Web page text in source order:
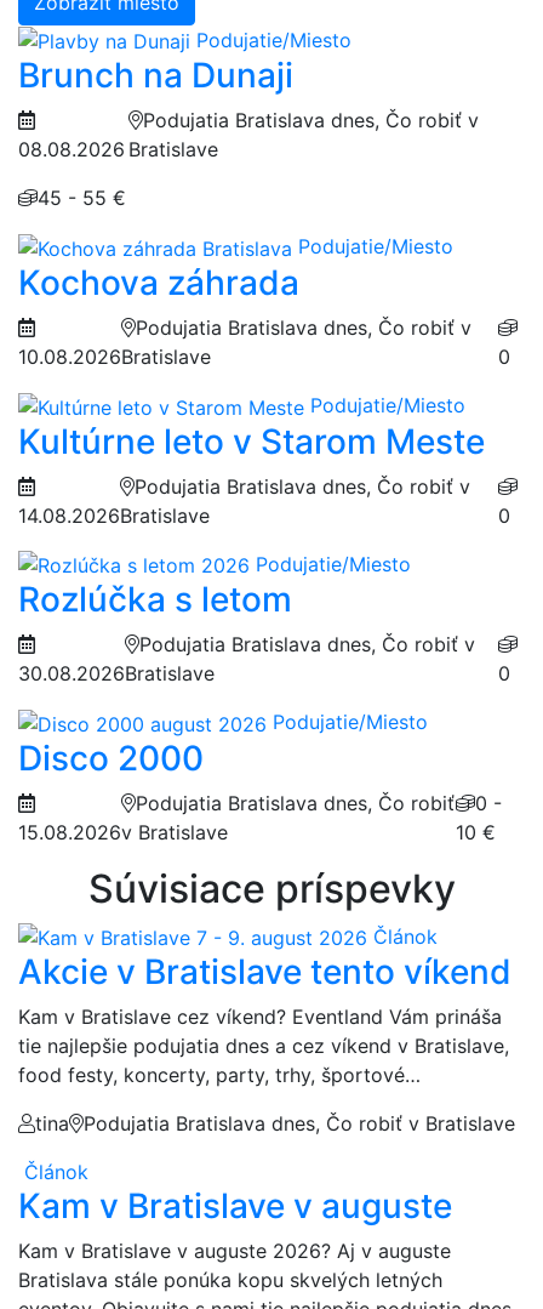
Podujatie/Miesto
Brunch na Dunaji
08.08.2026
Podujatia Bratislava dnes, Čo robiť v
Bratislave
45 - 55 €
Podujatie/Miesto
Kochova záhrada
10.08.2026
Podujatia Bratislava dnes, Čo robiť v
Bratislave
0
Podujatie/Miesto
Kultúrne leto v Starom Meste
14.08.2026
Podujatia Bratislava dnes, Čo robiť v
Bratislave
0
Podujatie/Miesto
Rozlúčka s letom
30.08.2026
Podujatia Bratislava dnes, Čo robiť v
Bratislave
0
Podujatie/Miesto
Disco 2000
15.08.2026
Podujatia Bratislava dnes, Čo robiť
v Bratislave
0 -
10 €
Súvisiace príspevky
Článok
Akcie v Bratislave tento víkend
Kam v Bratislave cez víkend? Eventland Vám prináša
tie najlepšie podujatia dnes a cez víkend v Bratislave,
food festy, koncerty, party, trhy, športové…
tina
Podujatia Bratislava dnes, Čo robiť v Bratislave
Článok
Kam v Bratislave v auguste
Kam v Bratislave v auguste 2026? Aj v auguste
Bratislava stále ponúka kopu skvelých letných